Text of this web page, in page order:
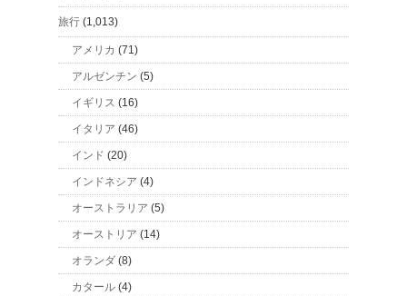
旅行 (1,013)
アメリカ (71)
アルゼンチン (5)
イギリス (16)
イタリア (46)
インド (20)
インドネシア (4)
オーストラリア (5)
オーストリア (14)
オランダ (8)
カタール (4)